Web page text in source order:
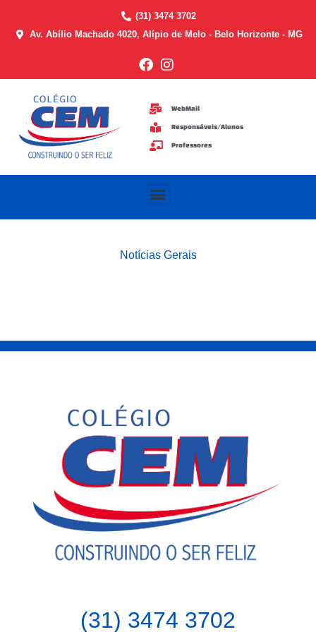
(31) 3474 3702
Av. Abílio Machado 4020, Alípio de Melo - Belo Horizonte - MG
WebMail
Responsáveis/Alunos
Professores
Menu
Notícias Gerais
(31) 3474 3702